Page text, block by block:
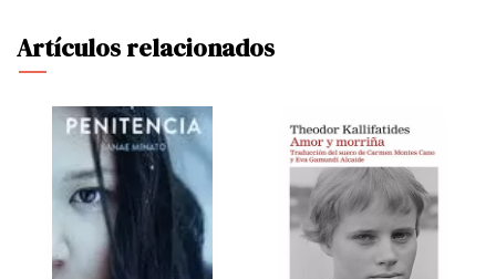
Artículos relacionados